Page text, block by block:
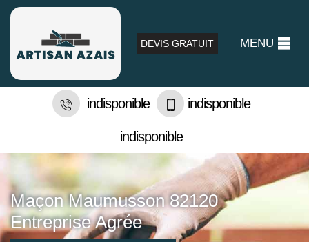
DEVIS GRATUIT MENU
indisponible indisponible
indisponible
Maçon Maumusson 82120
Entreprise Agrée